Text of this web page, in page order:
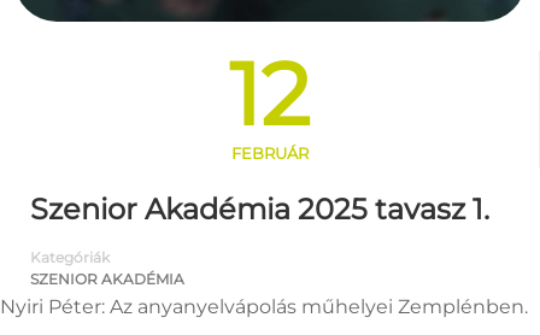
12
FEBRUÁR
Szenior Akadémia 2025 tavasz 1.
Kategóriák
SZENIOR AKADÉMIA
Nyiri Péter: Az anyanyelvápolás műhelyei Zemplénben.